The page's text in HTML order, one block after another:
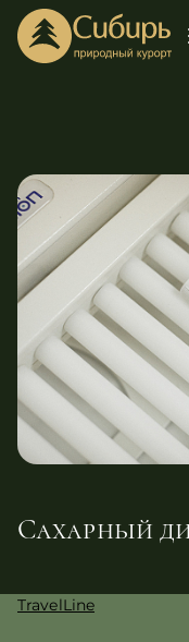
Сахарный
TravelLine